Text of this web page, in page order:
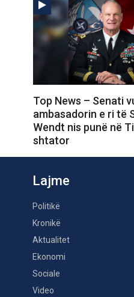
Top News – Senati
ambasadorin e ri të
Wendt nis punë në
shtator
Lajme
Politikë
Kronikë
Aktualitet
Ekonomi
Sociale
Video